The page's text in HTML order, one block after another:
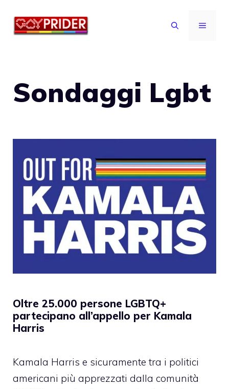
MENU
Sondaggi Lgbt
Oltre 25.000 persone LGBTQ+
partecipano all’appello per Kamala
Harris
Kamala Harris e sicuramente tra i politici
americani più apprezzati dalla comunità